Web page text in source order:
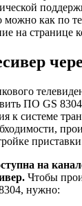
как по
на странице
ПО GS
к системе
на
Чтобы
нужно: